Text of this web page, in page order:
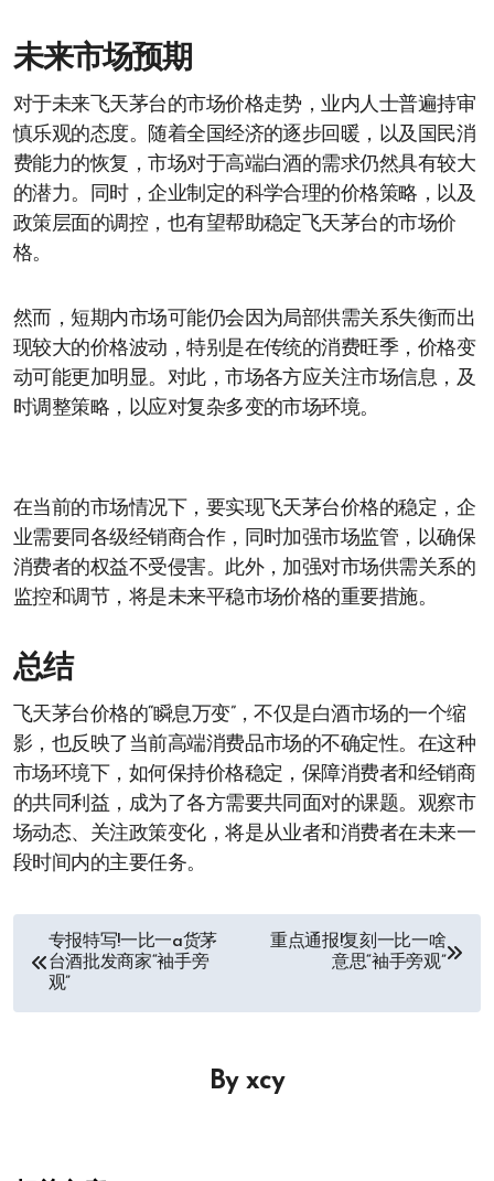
未来市场预期
对于未来飞天茅台的市场价格走势，业内人士普遍持审
慎乐观的态度。随着全国经济的逐步回暖，以及国民消
费能力的恢复，市场对于高端白酒的需求仍然具有较大
的潜力。同时，企业制定的科学合理的价格策略，以及
政策层面的调控，也有望帮助稳定飞天茅台的市场价
格。
然而，短期内市场可能仍会因为局部供需关系失衡而出
现较大的价格波动，特别是在传统的消费旺季，价格变
动可能更加明显。对此，市场各方应关注市场信息，及
时调整策略，以应对复杂多变的市场环境。
在当前的市场情况下，要实现飞天茅台价格的稳定，企
业需要同各级经销商合作，同时加强市场监管，以确保
消费者的权益不受侵害。此外，加强对市场供需关系的
监控和调节，将是未来平稳市场价格的重要措施。
总结
飞天茅台价格的“瞬息万变”，不仅是白酒市场的一个缩
影，也反映了当前高端消费品市场的不确定性。在这种
市场环境下，如何保持价格稳定，保障消费者和经销商
的共同利益，成为了各方需要共同面对的课题。观察市
场动态、关注政策变化，将是从业者和消费者在未来一
段时间内的主要任务。
专报特写!一比一a货茅
台酒批发商家“袖手旁
观”
重点通报!复刻一比一啥
意思“袖手旁观”
By xcy